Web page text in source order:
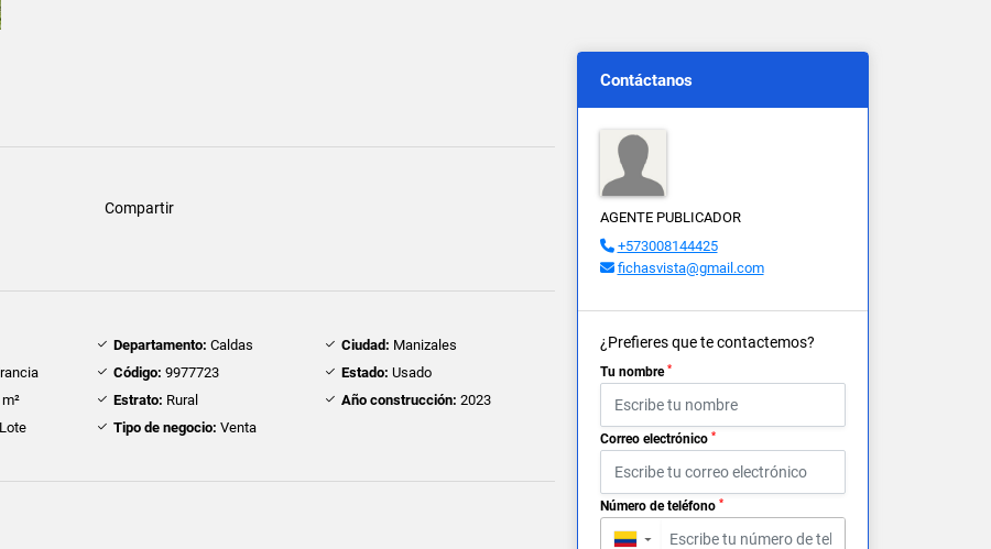
Compartir
Departamento: Caldas Ciudad: Manizales
Código: 9977723 Estado: Usado
Estrato: Rural Año construcción: 2023
Lote Tipo de negocio: Venta
Contáctanos
AGENTE PUBLICADOR
+573008144425
fichasvista@gmail.com
¿Prefieres que te contactemos?
Tu nombre *
Correo electrónico *
Número de teléfono *
▼